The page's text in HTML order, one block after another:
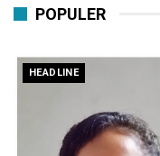
POPULER
HEADLINE